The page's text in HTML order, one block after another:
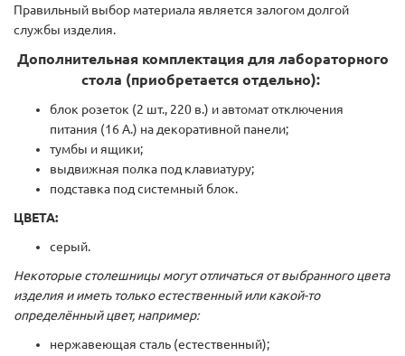
Правильный выбор материала является залогом долгой
службы изделия.
Дополнительная комплектация для лабораторного
стола (приобретается отдельно):
блок розеток (2 шт., 220 в.) и автомат отключения
питания (16 А.) на декоративной панели;
тумбы и ящики;
выдвижная полка под клавиатуру;
подставка под системный блок.
ЦВЕТА:
серый.
Некоторые столешницы могут отличаться от выбранного цвета
изделия и иметь только естественный или какой-то
определённый цвет, например:
нержавеющая сталь (естественный);